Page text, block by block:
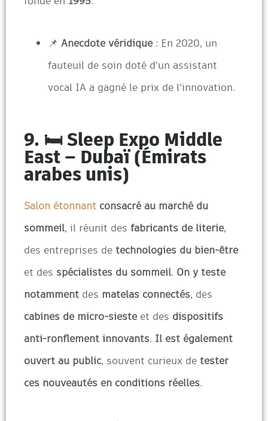
📌 Anecdote véridique: En 2020, un
fauteuil de soin doté d’un assistant
vocal IA a gagné le prix de l’innovation.
9. 🛏️ Sleep Expo Middle
East – Dubaï (Émirats
arabes unis)
Salon étonnant consacré au marché du
sommeil, il réunit des fabricants de literie,
des entreprises de technologies du bien-être
et des spécialistes du sommeil. On y teste
notamment des matelas connectés, des
cabines de micro-siesteet des dispositifs
anti-ronflement innovants. Il est également
ouvert au public, souvent curieux de tester
ces nouveautés en conditions réelles.